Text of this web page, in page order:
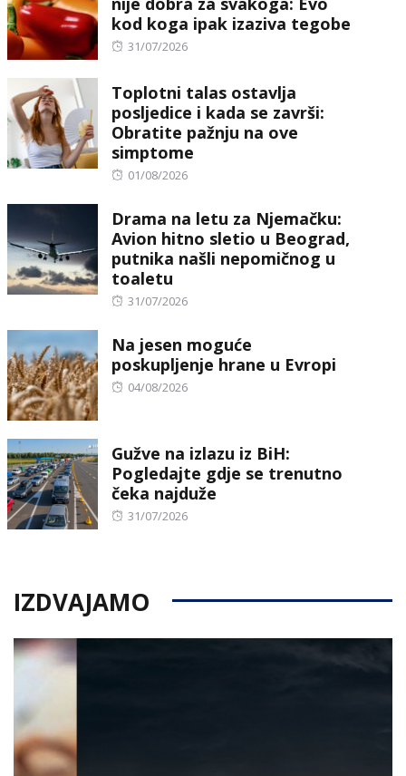
kod koga ipak izaziva tegobe
Posted
31/07/2026
Toplotni talas ostavlja
posljedice i kada se završi:
Obratite pažnju na ove
simptome
Posted
01/08/2026
Drama na letu za Njemačku:
Avion hitno sletio u Beograd,
putnika našli nepomičnog u
toaletu
Posted
31/07/2026
Na jesen moguće
poskupljenje hrane u Evropi
Posted
04/08/2026
Gužve na izlazu iz BiH:
Pogledajte gdje se trenutno
čeka najduže
Posted
31/07/2026
IZDVAJAMO